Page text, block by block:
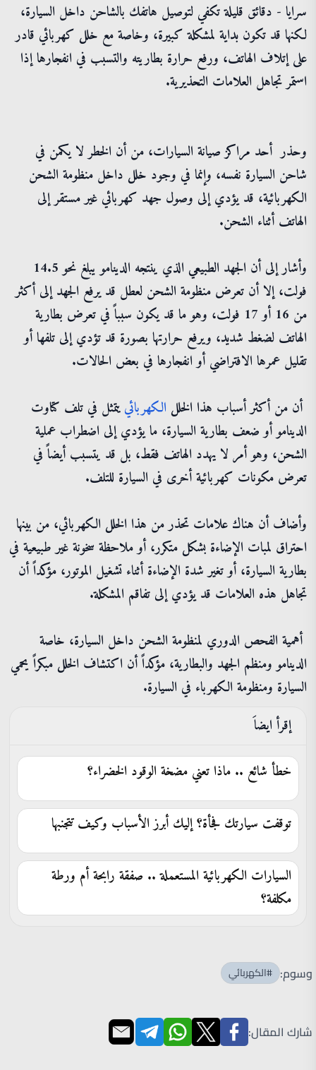
سرايا - دقائق قليلة تكفي لتوصيل هاتفك بالشاحن داخل السيارة،
لكنها قد تكون بداية لمشكلة كبيرة، وخاصة مع خلل كهربائي قادر
على إتلاف الهاتف، ورفع حرارة بطاريته والتسبب في انفجارها إذا
استمر تجاهل العلامات التحذيرية.
وحذر أحد مراكز صيانة السيارات، من أن الخطر لا يكمن في
شاحن السيارة نفسه، وإنما في وجود خلل داخل منظومة الشحن
الكهربائية، قد يؤدي إلى وصول جهد كهربائي غير مستقر إلى
الهاتف أثناء الشحن.
وأشار إلى أن الجهد الطبيعي الذي ينتجه الدينامو يبلغ نحو 14.5
فولت، إلا أن تعرض منظومة الشحن لعطل قد يرفع الجهد إلى أكثر
من 16 أو 17 فولت، وهو ما قد يكون سبباً في تعرض بطارية
الهاتف لضغط شديد، ويرفع حرارتها بصورة قد تؤدي إلى تلفها أو
تقليل عمرها الافتراضي أو انفجارها في بعض الحالات.
أن من أكثر أسباب هذا الخلل الكهربائييتمثل في تلف كتاوت
الدينامو أو ضعف بطارية السيارة، ما يؤدي إلى اضطراب عملية
الشحن، وهو أمر لا يهدد الهاتف فقط، بل قد يتسبب أيضاً في
تعرض مكونات كهربائية أخرى في السيارة للتلف.
وأضاف أن هناك علامات تحذر من هذا الخلل الكهربائي، من بينها
احتراق لمبات الإضاءة بشكل متكرر، أو ملاحظة سخونة غير طبيعية في
بطارية السيارة، أو تغير شدة الإضاءة أثناء تشغيل الموتور، مؤكداً أن
تجاهل هذه العلامات قد يؤدي إلى تفاقم المشكلة.
أهمية الفحص الدوري لمنظومة الشحن داخل السيارة، خاصة
الدينامو ومنظم الجهد والبطارية، مؤكداً أن اكتشاف الخلل مبكراً يحمي
السيارة ومنظومة الكهرباء في السيارة.
إقرأ ايضاَ
خطأ شائع .. ماذا تعني مضخة الوقود الخضراء؟
توقفت سيارتك فجأة؟ إليك أبرز الأسباب وكيف تتجنبها
السيارات الكهربائية المستعملة .. صفقة رابحة أم ورطة
مكلفة؟
وسوم: #الكهربائي
شارك المقال: